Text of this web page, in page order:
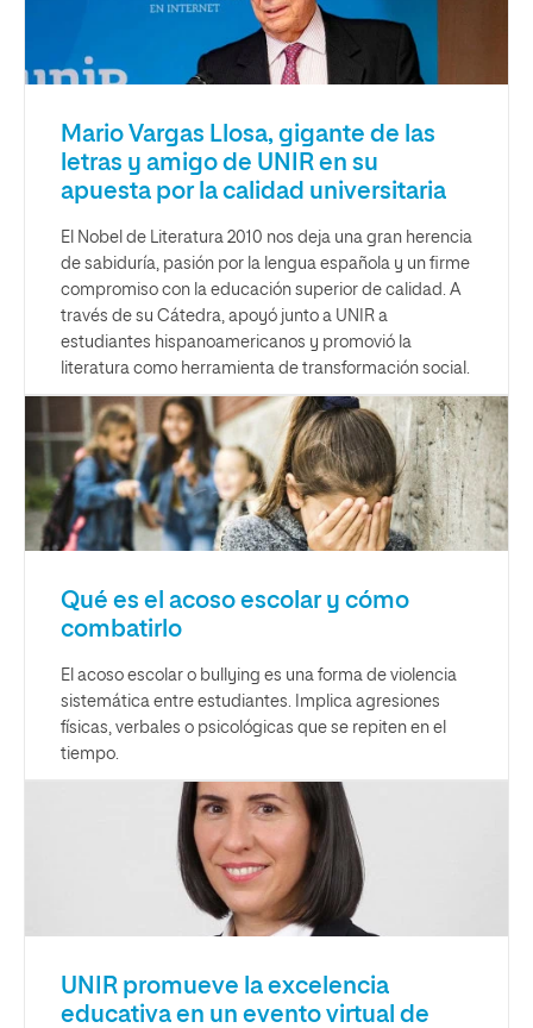
Mario Vargas Llosa, gigante de las
letras y amigo de UNIR en su
apuesta por la calidad universitaria
El Nobel de Literatura 2010 nos deja una gran herencia
de sabiduría, pasión por la lengua española y un firme
compromiso con la educación superior de calidad. A
través de su Cátedra, apoyó junto a UNIR a
estudiantes hispanoamericanos y promovió la
literatura como herramienta de transformación social.
Qué es el acoso escolar y cómo
combatirlo
El acoso escolar o bullying es una forma de violencia
sistemática entre estudiantes. Implica agresiones
físicas, verbales o psicológicas que se repiten en el
tiempo.
UNIR promueve la excelencia
educativa en un evento virtual de